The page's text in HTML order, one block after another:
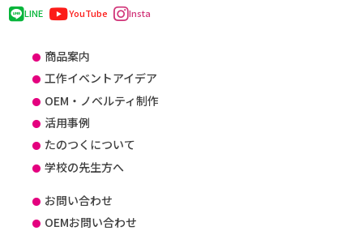
LINE YouTube Insta
商品案内
工作イベントアイデア
OEM・ノベルティ制作
活用事例
たのつくについて
学校の先生方へ
お問い合わせ
OEMお問い合わせ